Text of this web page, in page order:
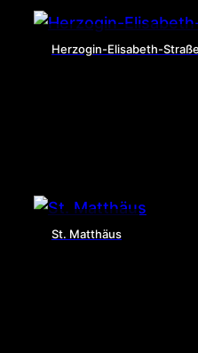
Herzogin-Elisabeth-Straße
St. Matthäus